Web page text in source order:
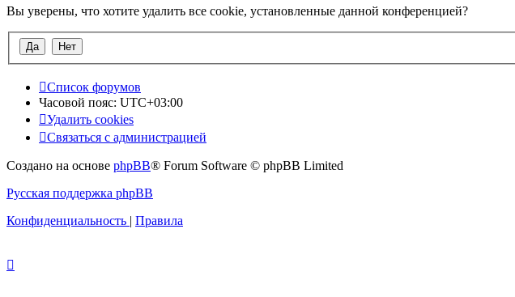
Вы уверены, что хотите удалить все cookie, установленные данной конференцией?
Список форумов
Часовой пояс: UTC+03:00
Удалить cookies
Связаться с администрацией
Создано на основе phpBB® Forum Software © phpBB Limited
Русская поддержка phpBB
Конфиденциальность | Правила